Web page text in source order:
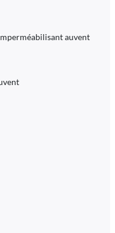
auvent